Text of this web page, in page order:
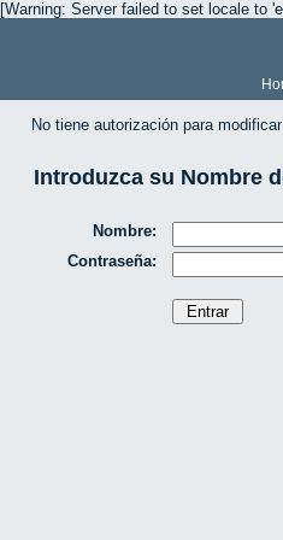
[Warning: Server failed to set locale to
No tiene autorización para
Introduzca su Nombre
Nombre:
Contraseña: